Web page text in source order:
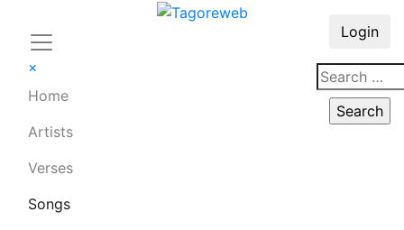
×
Home
Artists
Verses
Songs
Login